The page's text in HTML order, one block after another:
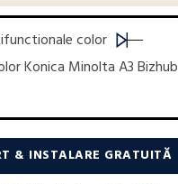
color
Konica Minolta A3 Bizhub
& INSTALARE GRATUITĂ